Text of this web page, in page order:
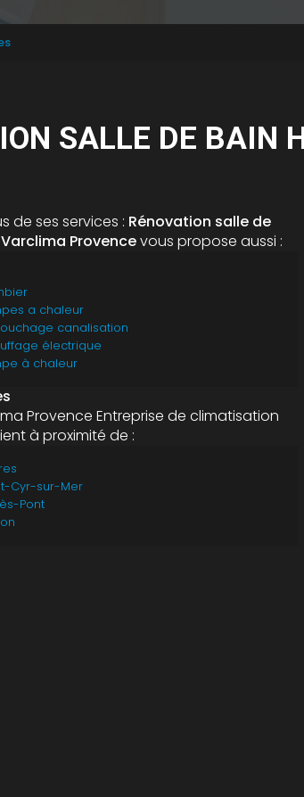
SALLE DE BAIN
de ses services : Rénovation salle de
Provencevous propose aussi :
a chaleur
canalisation
électrique
à chaleur
Provence Entreprise de climatisation
à proximité de :
Cyr-sur-Mer
Pont